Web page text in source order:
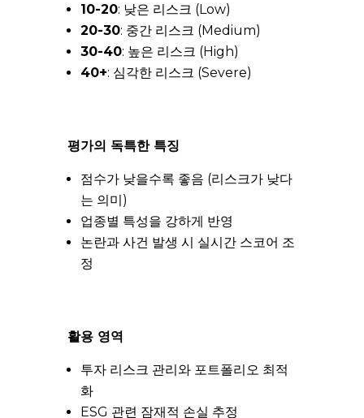
10-20: 낮은 리스크 (Low)
20-30: 중간 리스크 (Medium)
30-40: 높은 리스크 (High)
40+: 심각한 리스크 (Severe)
평가의 독특한 특징
점수가 낮을수록 좋음 (리스크가 낮다
는 의미)
업종별 특성을 강하게 반영
논란과 사건 발생 시 실시간 스코어 조
정
활용 영역
투자 리스크 관리와 포트폴리오 최적
화
ESG 관련 잠재적 손실 추정